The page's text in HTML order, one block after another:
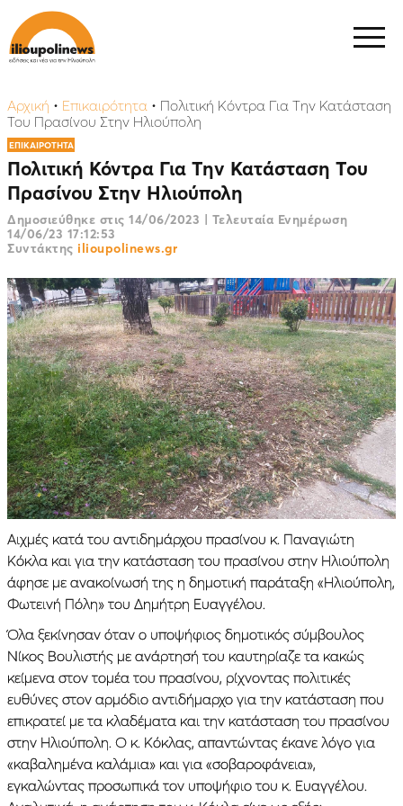
Αρχική • Επικαιρότητα • Πολιτική Κόντρα Για Την Κατάσταση
Του Πρασίνου Στην Ηλιούπολη
ΕΠΙΚΑΙΡΟΤΗΤΑ
Πολιτική Κόντρα Για Την Κατάσταση Του
Πρασίνου Στην Ηλιούπολη
Δημοσιεύθηκε στις 14/06/2023 | Τελευταία Ενημέρωση
14/06/23 17:12:53
Συντάκτης ilioupolinews.gr
Αιχμές κατά του αντιδημάρχου πρασίνου κ. Παναγιώτη
Κόκλα και για την κατάσταση του πρασίνου στην Ηλιούπολη
άφησε με ανακοίνωσή της η δημοτική παράταξη «Ηλιούπολη,
Φωτεινή Πόλη» του Δημήτρη Ευαγγέλου.
Όλα ξεκίνησαν όταν ο υποψήφιος δημοτικός σύμβουλος
Νίκος Βουλιστής με ανάρτησή του καυτηρίαζε τα κακώς
κείμενα στον τομέα του πρασίνου, ρίχνοντας πολιτικές
ευθύνες στον αρμόδιο αντιδήμαρχο για την κατάσταση που
επικρατεί με τα κλαδέματα και την κατάσταση του πρασίνου
στην Ηλιούπολη. Ο κ. Κόκλας, απαντώντας έκανε λόγο για
«καβαλημένα καλάμια» και για «σοβαροφάνεια»,
εγκαλώντας προσωπικά τον υποψήφιο του κ. Ευαγγέλου.